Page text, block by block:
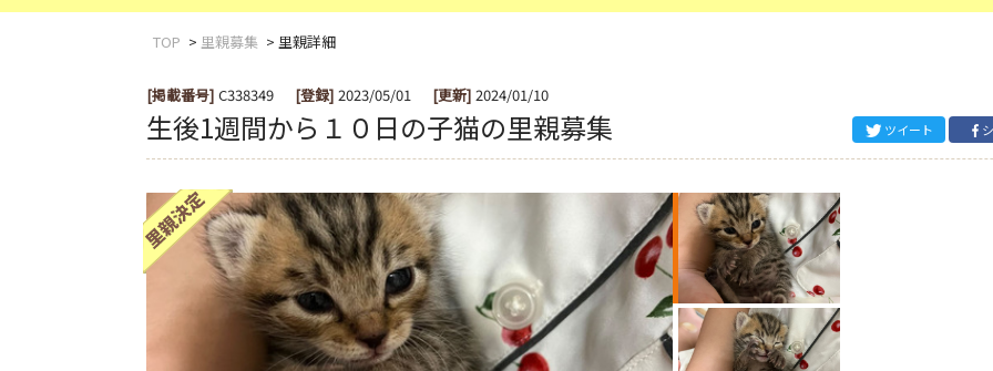
TOP 里親募集 里親詳細
[掲載番号] C338349 [登録] 2023/05/01 [更新] 2024/01/10
生後1週間から１０日の子猫の里親募集 ツイート